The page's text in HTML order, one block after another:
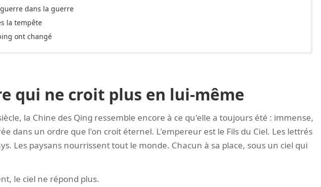
dans la guerre
la tempête
ont changé
qui ne croit plus en lui-même
la Chine des Qing ressemble encore à ce qu'elle a toujours été : immense,
dans un ordre que l'on croit éternel. L'empereur est le Fils du Ciel. Les lettrés
Les paysans nourrissent tout le monde. Chacun à sa place, sous un ciel qui
le ciel ne répond plus.